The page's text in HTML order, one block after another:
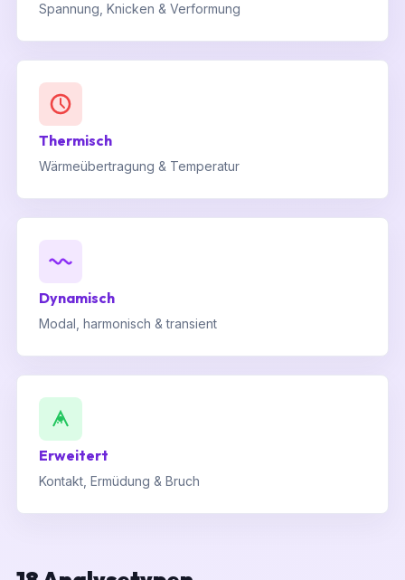
Spannung, Knicken & Verformung
Thermisch
Wärmeübertragung & Temperatur
Dynamisch
Modal, harmonisch & transient
Erweitert
Kontakt, Ermüdung & Bruch